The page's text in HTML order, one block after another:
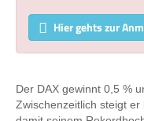
Hier gehts zur
Der DAX gewinnt 0,5 %
Zwischenzeitlich steigt